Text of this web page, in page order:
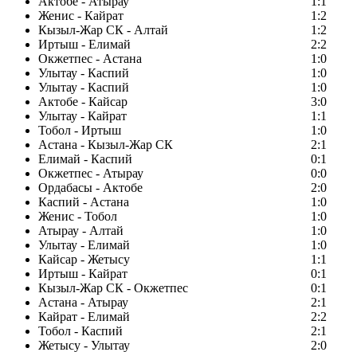
Женис - Кайрат
1:2
Кызыл-Жар СК - Алтай
1:2
Иртыш - Елимай
2:2
Окжетпес - Астана
1:0
Улытау - Каспий
1:0
Улытау - Каспий
1:0
Актобе - Кайсар
3:0
Улытау - Кайрат
1:1
Тобол - Иртыш
1:0
Астана - Кызыл-Жар СК
2:1
Елимай - Каспий
0:1
Окжетпес - Атырау
0:0
Ордабасы - Актобе
2:0
Каспий - Астана
1:0
Женис - Тобол
1:0
Атырау - Алтай
1:0
Улытау - Елимай
1:0
Кайсар - Жетысу
1:1
Иртыш - Кайрат
0:1
Кызыл-Жар СК - Окжетпес
0:1
Астана - Атырау
2:1
Кайрат - Елимай
2:2
Тобол - Каспий
2:1
Жетысу - Улытау
2:0